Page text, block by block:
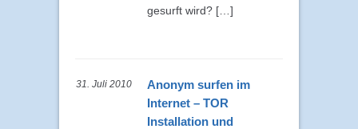
gesurft wird? […]
31. Juli 2010
Anonym surfen im
Internet – TOR
Installation und